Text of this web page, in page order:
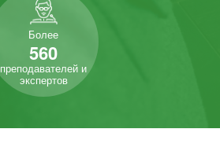
Более
560
преподавателей и
экспертов